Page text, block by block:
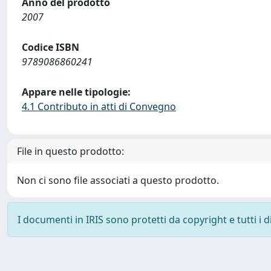
2007
Codice ISBN
9789086860241
Appare nelle tipologie:
4.1 Contributo in atti di Convegno
File in questo prodotto:
Non ci sono file associati a questo prodotto.
I documenti in IRIS sono protetti da copyright e tutti i